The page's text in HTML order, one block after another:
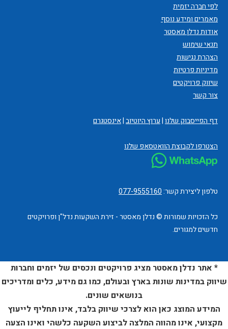
לפי חברה יזמית
מאמרים ומידע נוסף
אודות נדלן מאסטר
תנאי שימוש
הצהרת נגישות
מדיניות פרטיות
שיווק פרויקטים
צור קשר
דף הפייסבוק שלנו|ערוץ היוטיוב|אינסטגרם
הצטרפו לקבוצת הוואטסאפ שלנו
טלפון ליצירת קשר:077-9555160
כל הזכויות שמורות © נדלן מאסטר - זירת השקעות נדל"ן ופרויקטים
חדשים למגורים.
* אתר נדלן מאסטר מציג פרויקטים ונכסים של יזמים וחברות
שיווק במדינות שונות בארץ ובעולם, כמו גם מידע, כלים ומדריכים
בנושאים שונים.
המידע המוצג כאן הוא לצרכי שיווק בלבד, אינו תחליף לייעוץ
מקצועי, אינו מהווה המלצה לביצוע השקעה כלשהי ואינו הצעה